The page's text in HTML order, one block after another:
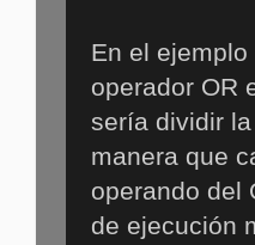
En el
operador OR
sería dividir
manera que
operando del
de ejecución